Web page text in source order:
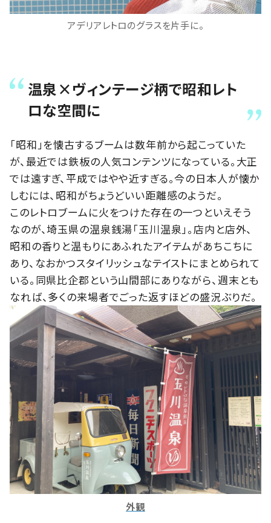
アデリアレトロのグラスを片手に。
温泉×ヴィンテージ柄で昭和レト
ロな空間に
「昭和」を懐古するブームは数年前から起こっていた
が、最近では鉄板の人気コンテンツになっている。大正
では遠すぎ、平成ではやや近すぎる。今の日本人が懐か
しむには、昭和がちょうどいい距離感のようだ。
このレトロブームに火をつけた存在の一つといえそう
なのが、埼玉県の温泉銭湯「玉川温泉」。店内と店外、
昭和の香りと温もりにあふれたアイテムがあちこちに
あり、なおかつスタイリッシュなテイストにまとめられて
いる。同県比企郡という山間部にありながら、週末とも
なれば、多くの来場者でごった返すほどの盛況ぶりだ。
外観